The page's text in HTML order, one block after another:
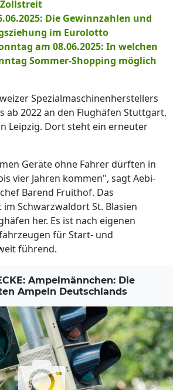
Die Gewinnzahlen und
im Eurolotto
am 08.06.2025: In welchen
Sommer-Shopping möglich
Spezialmaschinenherstellers
ab 2022 an den Flughäfen Stuttgart,
Leipzig. Dort steht ein erneuter
Geräte ohne Fahrer dürften in
vier Jahren kommen", sagt Aebi-
Barend Fruithof. Das
Schwarzwaldort St. Blasien
her. Es ist nach eigenen
für Start- und
führend.
Ampelmännchen: Die
Ampeln Deutschlands